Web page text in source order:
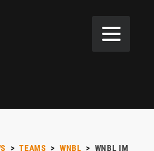
> TEAMS > WNBL > WNBL IM